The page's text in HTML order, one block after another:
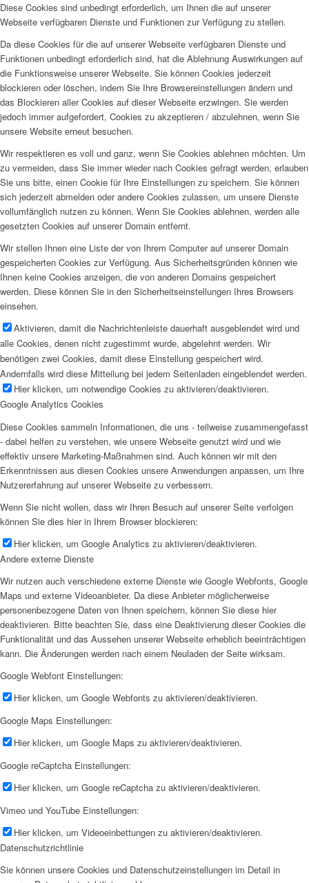
Diese Cookies sind unbedingt erforderlich, um Ihnen die auf unserer
Webseite verfügbaren Dienste und Funktionen zur Verfügung zu stellen.
Da diese Cookies für die auf unserer Webseite verfügbaren Dienste und
Funktionen unbedingt erforderlich sind, hat die Ablehnung Auswirkungen auf
die Funktionsweise unserer Webseite. Sie können Cookies jederzeit
blockieren oder löschen, indem Sie Ihre Browsereinstellungen ändern und
das Blockieren aller Cookies auf dieser Webseite erzwingen. Sie werden
jedoch immer aufgefordert, Cookies zu akzeptieren / abzulehnen, wenn Sie
unsere Website erneut besuchen.
Wir respektieren es voll und ganz, wenn Sie Cookies ablehnen möchten. Um
zu vermeiden, dass Sie immer wieder nach Cookies gefragt werden, erlauben
Sie uns bitte, einen Cookie für Ihre Einstellungen zu speichern. Sie können
sich jederzeit abmelden oder andere Cookies zulassen, um unsere Dienste
vollumfänglich nutzen zu können. Wenn Sie Cookies ablehnen, werden alle
gesetzten Cookies auf unserer Domain entfernt.
Wir stellen Ihnen eine Liste der von Ihrem Computer auf unserer Domain
gespeicherten Cookies zur Verfügung. Aus Sicherheitsgründen können wie
Ihnen keine Cookies anzeigen, die von anderen Domains gespeichert
werden. Diese können Sie in den Sicherheitseinstellungen Ihres Browsers
einsehen.
Aktivieren, damit die Nachrichtenleiste dauerhaft ausgeblendet wird und
alle Cookies, denen nicht zugestimmt wurde, abgelehnt werden. Wir
benötigen zwei Cookies, damit diese Einstellung gespeichert wird.
Andernfalls wird diese Mitteilung bei jedem Seitenladen eingeblendet werden.
Hier klicken, um notwendige Cookies zu aktivieren/deaktivieren.
Google Analytics Cookies
Diese Cookies sammeln Informationen, die uns - teilweise zusammengefasst
- dabei helfen zu verstehen, wie unsere Webseite genutzt wird und wie
effektiv unsere Marketing-Maßnahmen sind. Auch können wir mit den
Erkenntnissen aus diesen Cookies unsere Anwendungen anpassen, um Ihre
Nutzererfahrung auf unserer Webseite zu verbessern.
Wenn Sie nicht wollen, dass wir Ihren Besuch auf unserer Seite verfolgen
können Sie dies hier in Ihrem Browser blockieren:
Hier klicken, um Google Analytics zu aktivieren/deaktivieren.
Andere externe Dienste
Wir nutzen auch verschiedene externe Dienste wie Google Webfonts, Google
Maps und externe Videoanbieter. Da diese Anbieter möglicherweise
personenbezogene Daten von Ihnen speichern, können Sie diese hier
deaktivieren. Bitte beachten Sie, dass eine Deaktivierung dieser Cookies die
Funktionalität und das Aussehen unserer Webseite erheblich beeinträchtigen
kann. Die Änderungen werden nach einem Neuladen der Seite wirksam.
Google Webfont Einstellungen:
Hier klicken, um Google Webfonts zu aktivieren/deaktivieren.
Google Maps Einstellungen:
Hier klicken, um Google Maps zu aktivieren/deaktivieren.
Google reCaptcha Einstellungen:
Hier klicken, um Google reCaptcha zu aktivieren/deaktivieren.
Vimeo und YouTube Einstellungen:
Hier klicken, um Videoeinbettungen zu aktivieren/deaktivieren.
Datenschutzrichtlinie
Sie können unsere Cookies und Datenschutzeinstellungen im Detail in